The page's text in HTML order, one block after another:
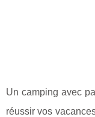
Un camping avec
réussir vos